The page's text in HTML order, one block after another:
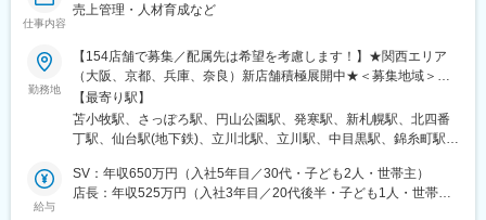
仕事内容
売上管理・人材育成など
勤務地
【154店舗で募集／配属先は希望を考慮します！】★関西エリア
（大阪、京都、兵庫、奈良）新店舗積極展開中★＜募集地域＞北
海道／宮城県／東京都／神奈川県／埼玉県／千葉県茨城県／栃木
県／山梨県大阪府／京都府／兵庫県／奈良県◎地域限定社員・時
短社員という働き方も相談可能です◎拠点により自動車通勤OK※
【最寄り駅】
苫小牧駅、さっぽろ駅、円山公園駅、発寒駅、新札幌駅、北四番
丁駅、仙台駅(地下鉄)、立川北駅、立川駅、中目黒駅、錦糸町駅、
和市駅、清瀬駅、町田駅、東銀座駅、浅草橋駅、京成上野駅、飯
田橋駅、神保町駅、大手町駅(東京都)、秋葉原駅、用賀駅、経堂
給与
SV：年収650万円（入社5年目／30代・子ども2人・世帯主）
店長：年収525万円（入社3年目／20代後半・子ども1人・世帯